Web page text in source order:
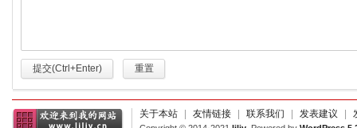
提交(Ctrl+Enter) 重置
关于本站 友情链接 联系我们 发表建议